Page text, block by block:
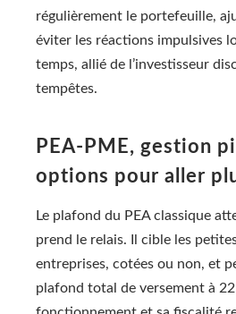
régulièrement le portefeuille,
éviter les réactions impulsives
temps, allié de l’investisseur
tempêtes.
PEA-PME, gestion
options pour aller
Le plafond du PEA classique
prend le relais. Il cible les
entreprises, cotées ou non, et
plafond total de versement à